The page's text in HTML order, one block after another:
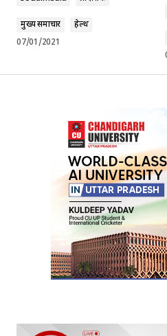
मुख्य समाचार
हेल्थ
07/01/2021